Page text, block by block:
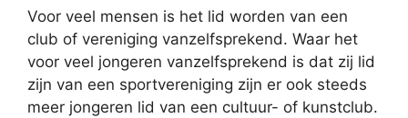
Voor veel mensen is het lid worden van een
club of vereniging vanzelfsprekend. Waar het
voor veel jongeren vanzelfsprekend is dat zij lid
zijn van een sportvereniging zijn er ook steeds
meer jongeren lid van een cultuur- of kunstclub.